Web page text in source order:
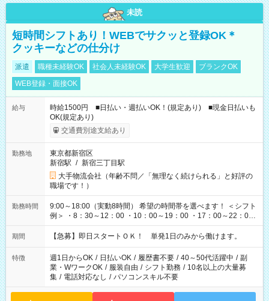
未読
短時間シフトあり！WEBでサクッと登録OK＊
クッキーなどの仕分け
派遣 職種未経験OK 社会人未経験OK 大学生歓迎
ブランクOK
WEB登録・面接OK
給与
時給1500円 ■日払い・週払いOK！(規定あり) ■現金日払いも
OK(規定あり)
交通費別途支給あり
勤務地
東京都新宿区
新宿駅 / 新宿三丁目駅
大手物流会社（年齢不問／「無理なく続けられる」と好評の
職場です！）
勤務時間
9:00～18:00（実動8時間） 希望の時間帯を選べます！ ＜シフト
例＞ ・8：30～12：00 ・10：00～19：00 ・17：00～22：00
・13：00～22：00 ・22：00～翌6：00 など
期間 【急募】即日スタートＯＫ！ 単発1日のみから働けます。
特徴 週1日からOK / 日払いOK / 履歴書不要 / 40～50代活躍中 / 副
業・WワークOK / 服装自由 / シフト勤務 / 10名以上の大量募
集 / 電話対応なし / パソコンスキル不要